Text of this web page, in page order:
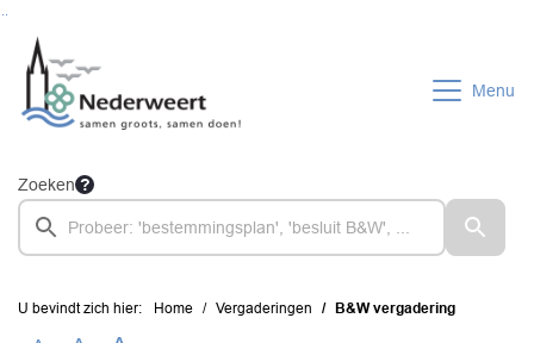
Menu
Zoeken
U bevindt zich hier: Home Vergaderingen B&W vergadering